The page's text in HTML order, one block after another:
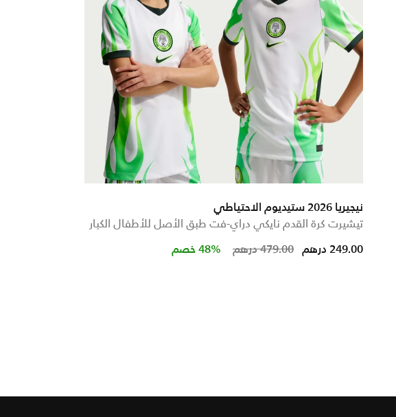
نيجيريا 2026 ستيديوم الاحتياطي
تيشيرت كرة القدم نايكي دراي-فت طبق الأصل للأطفال الكبار
Price reduced from
479.00 درهم to 249.00 درهم 48% خصم